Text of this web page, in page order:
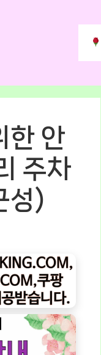
한 안
주차
성)